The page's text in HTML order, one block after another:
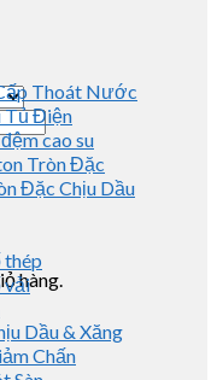
hàng.
Thoát Nước
Tủ Điện
cao su
Tròn Đặc
Đặc Chịu Dầu
thép
vải
Dầu & Xăng
Chấn